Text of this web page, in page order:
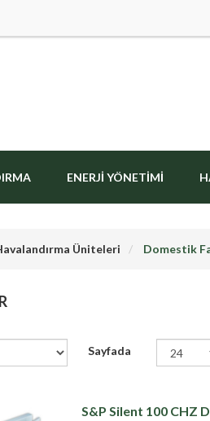
ENERJI YÖNETIMI
Üniteleri Domestik
Sayfada
S&P Silent 100 CHZ